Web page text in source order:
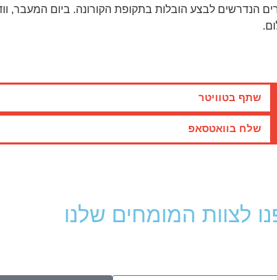
הנדרשים לבצע הובלות בתקופת הקורונה. ביום המעבר,
שתף בטוויטר
שלח בוואטסאפ
לצוות המומחים שלנו